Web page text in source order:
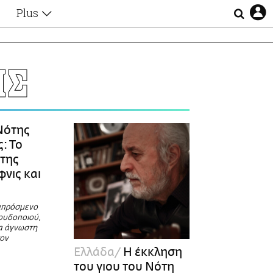
Plus
Αφιερώματα
Ζώδια
Οι Αθηναίοι
Απώλειες
Lgbtqi+
Επιλογές
Το
και
άγνωστη
Ελλάδα Η έκκληση
του γιου του Νότη